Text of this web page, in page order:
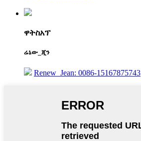
ዋትስአፕ
ሬኔው_ጂን
Renew_Jean: 0086-15167875743